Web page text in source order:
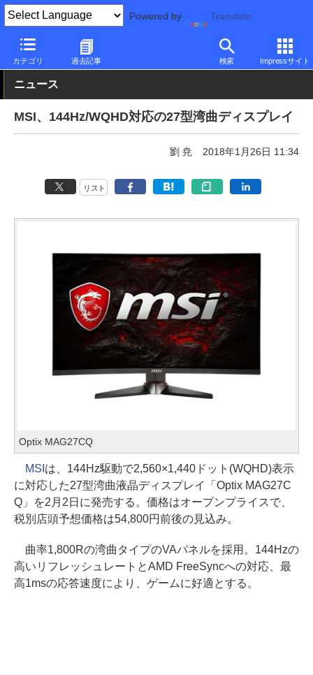
Powered by Translate
カテゴリ 過去記事 検索 Impressサイト
PC Watch 半導体/周辺機器 その他
ニュース
MSI、144Hz/WQHD対応の27型湾曲ディスプレイ
劉 尭 2018年1月26日 11:34
リスト
Optix MAG27CQ
MSI は、144Hz駆動で2,560×1,440ドット(WQHD)表示
に対応した27型湾曲液晶ディスプレイ「Optix MAG27C
Q」を2月2日に発売する。価格はオープンプライスで、
税別店頭予想価格は54,800円前後の見込み。
曲率1,800Rの湾曲タイプのVAパネルを採用。144Hzの
高いリフレッシュレートとAMD FreeSyncへの対応、最
高1msの応答速度により、ゲームに好適とする。